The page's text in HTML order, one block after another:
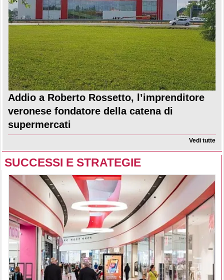
Addio a Roberto Rossetto, l’imprenditore
veronese fondatore della catena di
supermercati
Vedi tutte
SUCCESSI E STRATEGIE